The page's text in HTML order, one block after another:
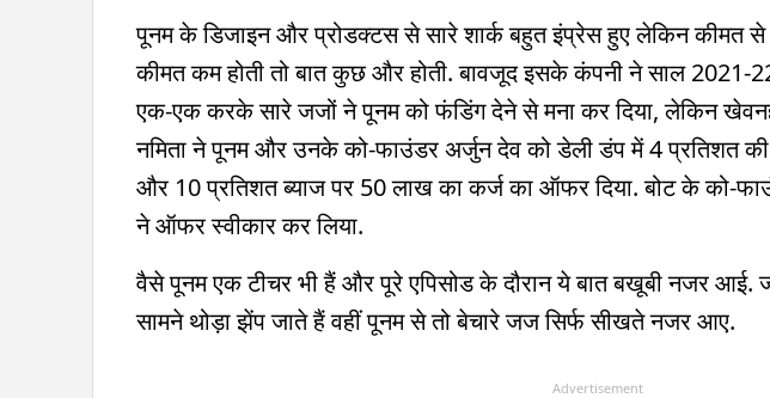
पूनम के डिजाइन और प्रोडक्टस से सारे शार्क बहुत इंप्रेस हुए लेकिन कीमत से
कीमत कम होती तो बात कुछ और होती. बावजूद इसके कंपनी ने साल 2021-
एक-एक करके सारे जजों ने पूनम को फंडिंग देने से मना कर दिया, लेकिन
नमिता ने पूनम और उनके को-फाउंडर अर्जुन देव को डेली डंप में 4 प्रतिशत
और 10 प्रतिशत ब्याज पर 50 लाख का कर्ज का ऑफर दिया. बोट के को-
ने ऑफर स्वीकार कर लिया.
वैसे पूनम एक टीचर भी हैं और पूरे एपिसोड के दौरान ये बात बखूबी नजर आई.
सामने थोड़ा झेंप जाते हैं वहीं पूनम से तो बेचारे जज सिर्फ सीखते नजर आए.
Advertisement